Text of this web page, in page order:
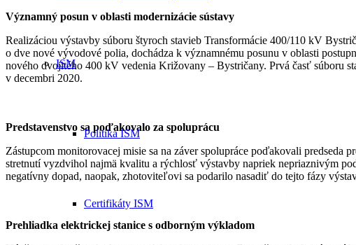
ISM
Politika ISM
Certifikáty ISM
Významný posun v oblasti modernizácie sústavy
Realizáciou výstavby súboru štyroch stavieb Transformácie 400/110 kV
o dve nové vývodové polia, dochádza k významnému posunu v oblasti
nového dvojitého 400 kV vedenia Križovany – Bystričany. Prvá časť súboru
v decembri 2020.
Predstavenstvo sa poďakovalo za spoluprácu
Zástupcom monitorovacej misie sa na záver spolupráce poďakovali predseda
stretnutí vyzdvihol najmä kvalitu a rýchlosť výstavby napriek nepriaznivým
negatívny dopad, naopak, zhotoviteľovi sa podarilo nasadiť do tejto fázy
Prehliadka elektrickej stanice s odborným výkladom